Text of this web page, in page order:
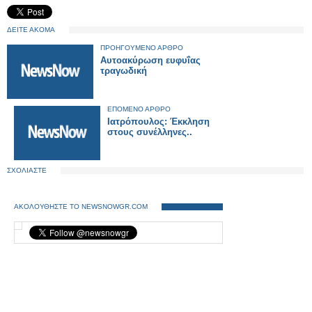
ΔΕΙΤΕ ΑΚΟΜΑ
ΠΡΟΗΓΟΥΜΕΝΟ ΑΡΘΡΟ
Aυτοακύρωση ευφυΐας
τραγωδική
ΕΠΟΜΕΝΟ ΑΡΘΡΟ
Ιατρόπουλος: Έκκληση
στους συνέλληνες..
ΣΧΟΛΙΑΣΤΕ
ΑΚΟΛΟΥΘΗΣΤΕ ΤΟ NEWSNOWGR.COM